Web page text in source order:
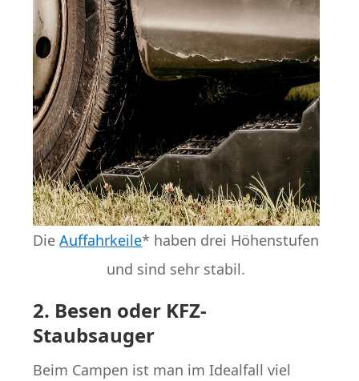
DieAuffahrkeile* haben drei Höhenstufen
und sind sehr stabil.
2. Besen oder KFZ-
Staubsauger
Beim Campen ist man im Idealfall viel